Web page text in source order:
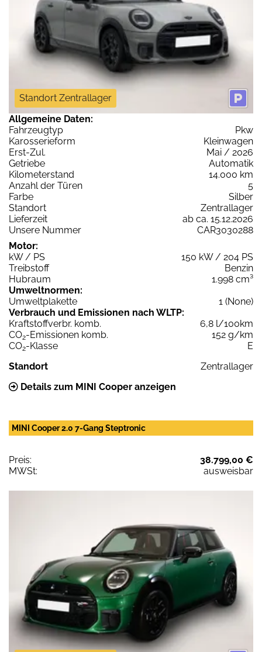
Standort Zentrallager
Allgemeine Daten:
Fahrzeugtyp
Pkw
Karosserieform
Kleinwagen
Erst-Zul.
Mai / 2026
Getriebe
Automatik
Kilometerstand
14.000 km
Anzahl der Türen
5
Farbe
Silber
Standort
Zentrallager
Lieferzeit
ab ca. 15.12.2026
Unsere Nummer
CAR3030288
Motor:
kW / PS
150 kW / 204 PS
Treibstoff
Benzin
Hubraum
1.998 cm³
Umweltnormen:
Umweltplakette
1 (None)
Verbrauch und Emissionen nach WLTP:
Kraftstoffverbr. komb.
6,8 l/100km
CO2-Emissionen komb.
152 g/km
CO2-Klasse
E
Standort
Zentrallager
Details zum MINI Cooper anzeigen
MINI Cooper 2.0 7-Gang Steptronic
Preis:
38.799,00 €
MWSt:
ausweisbar